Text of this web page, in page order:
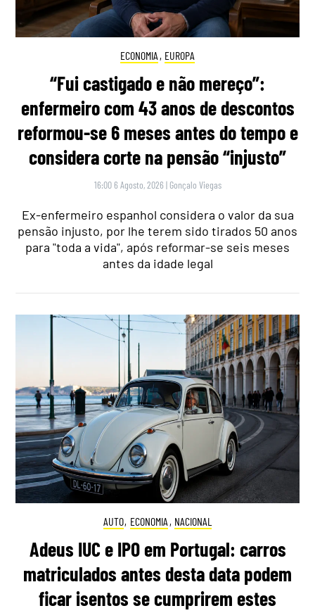
ECONOMIA , EUROPA
“Fui castigado e não mereço”:
enfermeiro com 43 anos de descontos
reformou-se 6 meses antes do tempo e
considera corte na pensão “injusto”
16:00 6 Agosto, 2026 | Gonçalo Viegas
Ex-enfermeiro espanhol considera o valor da sua
pensão injusto, por lhe terem sido tirados 50 anos
para "toda a vida", após reformar-se seis meses
antes da idade legal
AUTO, ECONOMIA , NACIONAL
Adeus IUC e IPO em Portugal: carros
matriculados antes desta data podem
ficar isentos se cumprirem estes